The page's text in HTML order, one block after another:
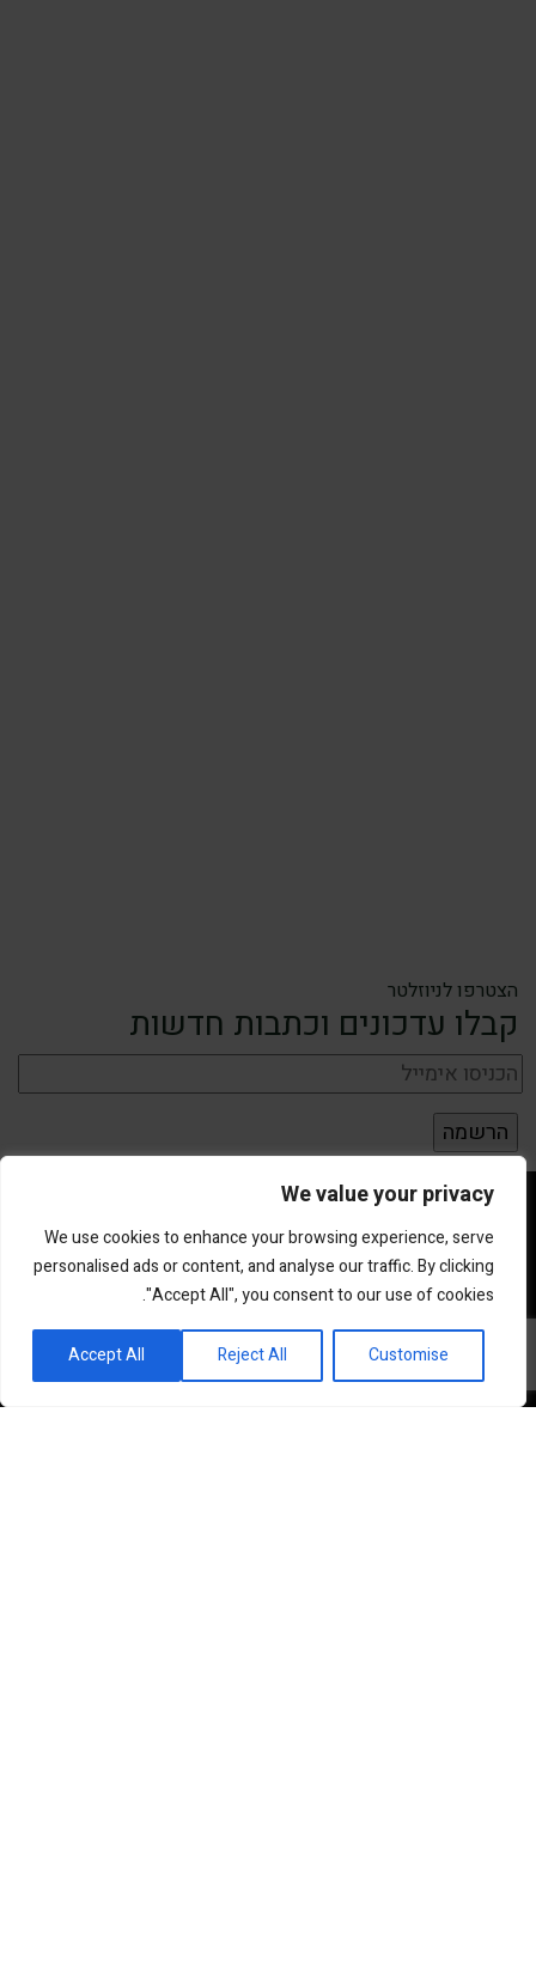
We value your privacy
We use cookies to enhance your browsing experience, serve
personalised ads or content, and analyse our traffic. By clicking
"Accept All", you consent to our use of cookies.
Customise
Reject All
Accept All
הצטרפו לניוזלטר
קבלו עדכונים וכתבות חדשות
פורטל השקעות וחדשנות